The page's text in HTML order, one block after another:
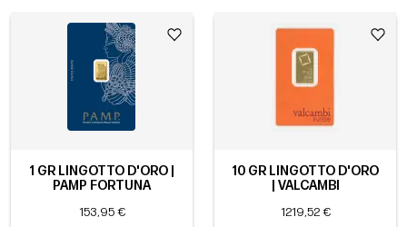
1 GR LINGOTTO D'ORO |
PAMP FORTUNA
153,95 €
10 GR LINGOTTO D'ORO
| VALCAMBI
1219,52 €